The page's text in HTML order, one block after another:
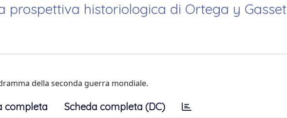
prospettiva historiologica di Ortega y Gasset
della seconda guerra mondiale.
completa Scheda completa (DC)